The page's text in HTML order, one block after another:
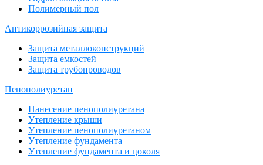
Полимерный пол
Антикоррозийная защита
Защита металлоконструкций
Защита емкостей
Защита трубопроводов
Пенополиуретан
Нанесение пенополиуретана
Утепление крыши
Утепление пенополиуретаном
Утепление фундамента
Утепление фундамента и цоколя